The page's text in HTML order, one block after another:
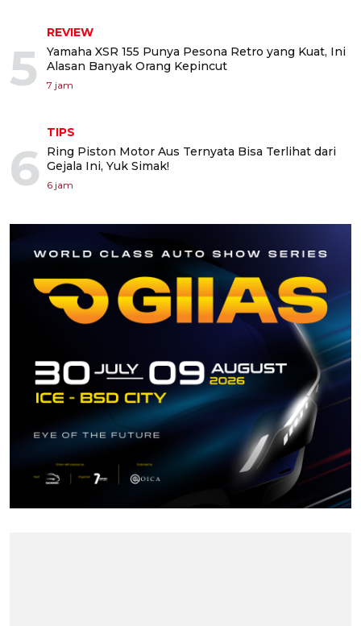
5
REVIEW
Yamaha XSR 155 Punya Pesona Retro yang Kuat, Ini
Alasan Banyak Orang Kepincut
7 jam
6
TIPS
Ring Piston Motor Aus Ternyata Bisa Terlihat dari
Gejala Ini, Yuk Simak!
6 jam